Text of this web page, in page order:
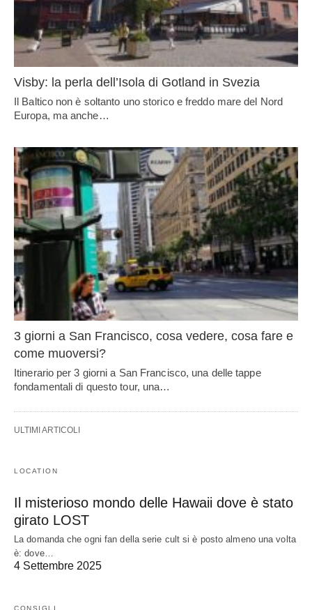
Visby: la perla dell’Isola di Gotland in Svezia
Il Baltico non è soltanto uno storico e freddo mare del Nord
Europa, ma anche…
3 giorni a San Francisco, cosa vedere, cosa fare e
come muoversi?
Itinerario per 3 giorni a San Francisco, una delle tappe
fondamentali di questo tour, una…
ULTIMI ARTICOLI
LOCATION
Il misterioso mondo delle Hawaii dove è stato
girato LOST
La domanda che ogni fan della serie cult si è posto almeno una volta
è: dove…
4 Settembre 2025
CONSIGLI